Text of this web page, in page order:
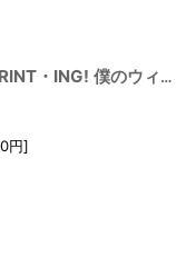
[191490] あんさんぶるスターズ！！あんスタ SPRINT・ING! 僕のウィーク・ポイント 姫宮桃李 高峯翠 仙石忍 白鳥藍良 葵ひなた 真白友也 春川宙 コスプレ衣装
円]